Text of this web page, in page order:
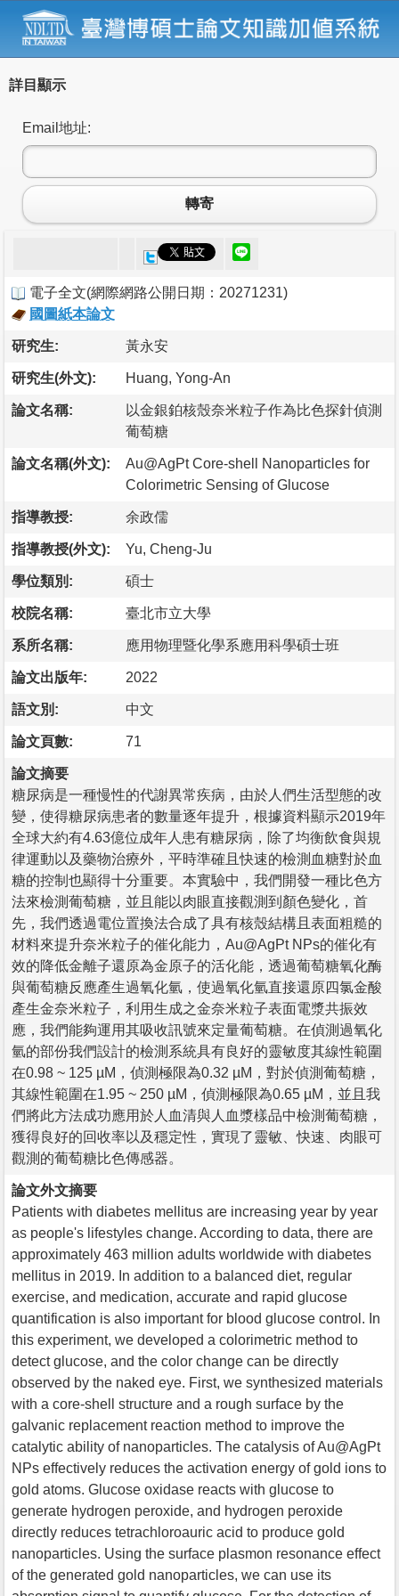
詳目顯示
Email地址:
轉寄
電子全文(網際網路公開日期：20271231)
國圖紙本論文
研究生: 黃永安
研究生(外文): Huang, Yong-An
論文名稱:
以金銀鉑核殼奈米粒子作為比色探針偵測
葡萄糖
論文名稱(外文):
Au@AgPt Core-shell Nanoparticles for
Colorimetric Sensing of Glucose
指導教授: 余政儒
指導教授(外文): Yu, Cheng-Ju
學位類別: 碩士
校院名稱: 臺北市立大學
系所名稱: 應用物理暨化學系應用科學碩士班
論文出版年: 2022
語文別: 中文
論文頁數: 71
論文摘要
糖尿病是一種慢性的代謝異常疾病，由於人們生活型態的改
變，使得糖尿病患者的數量逐年提升，根據資料顯示2019年
全球大約有4.63億位成年人患有糖尿病，除了均衡飲食與規
律運動以及藥物治療外，平時準確且快速的檢測血糖對於血
糖的控制也顯得十分重要。本實驗中，我們開發一種比色方
法來檢測葡萄糖，並且能以肉眼直接觀測到顏色變化，首
先，我們透過電位置換法合成了具有核殼結構且表面粗糙的
材料來提升奈米粒子的催化能力，Au@AgPt NPs的催化有
效的降低金離子還原為金原子的活化能，透過葡萄糖氧化酶
與葡萄糖反應產生過氧化氫，使過氧化氫直接還原四氯金酸
產生金奈米粒子，利用生成之金奈米粒子表面電漿共振效
應，我們能夠運用其吸收訊號來定量葡萄糖。在偵測過氧化
氫的部份我們設計的檢測系統具有良好的靈敏度其線性範圍
在0.98 ~ 125 µM，偵測極限為0.32 µM，對於偵測葡萄糖，
其線性範圍在1.95 ~ 250 µM，偵測極限為0.65 µM，並且我
們將此方法成功應用於人血清與人血漿樣品中檢測葡萄糖，
獲得良好的回收率以及穩定性，實現了靈敏、快速、肉眼可
觀測的葡萄糖比色傳感器。
論文外文摘要
Patients with diabetes mellitus are increasing year by year
as people's lifestyles change. According to data, there are
approximately 463 million adults worldwide with diabetes
mellitus in 2019. In addition to a balanced diet, regular
exercise, and medication, accurate and rapid glucose
quantification is also important for blood glucose control. In
this experiment, we developed a colorimetric method to
detect glucose, and the color change can be directly
observed by the naked eye. First, we synthesized materials
with a core-shell structure and a rough surface by the
galvanic replacement reaction method to improve the
catalytic ability of nanoparticles. The catalysis of Au@AgPt
NPs effectively reduces the activation energy of gold ions to
gold atoms. Glucose oxidase reacts with glucose to
generate hydrogen peroxide, and hydrogen peroxide
directly reduces tetrachloroauric acid to produce gold
nanoparticles. Using the surface plasmon resonance effect
of the generated gold nanoparticles, we can use its